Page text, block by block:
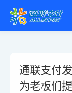
通联支付
为老板们